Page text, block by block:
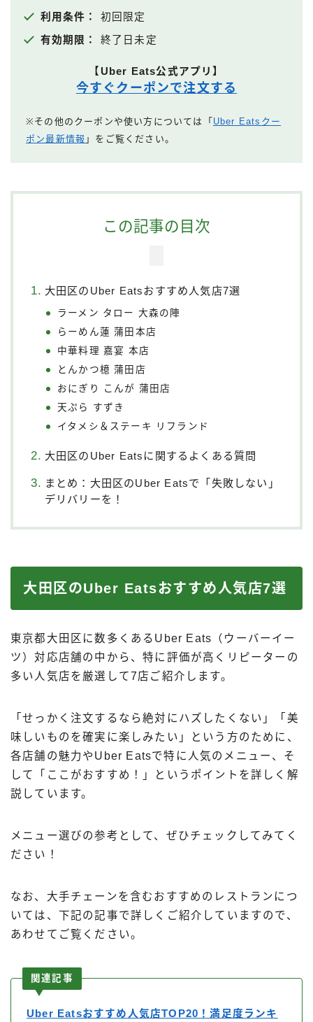
利用条件： 初回限定
有効期限： 終了日未定
【Uber Eats公式アプリ】
今すぐクーポンで注文する
※その他のクーポンや使い方については「 Uber Eatsクー
ポン最新情報 」をご覧ください。
この記事の目次
大田区のUber Eatsおすすめ人気店7選
ラーメン タロー 大森の陣
らーめん蓮 蒲田本店
中華料理 嘉宴 本店
とんかつ檍 蒲田店
おにぎり こんが 蒲田店
天ぷら すずき
イタメシ＆ステーキ リフランド
大田区のUber Eatsに関するよくある質問
まとめ：大田区のUber Eatsで「失敗しない」
デリバリーを！
大田区のUber Eatsおすすめ人気店7選
東京都大田区に数多くあるUber Eats（ウーバーイー
ツ）対応店舗の中から、特に評価が高くリピーターの
多い人気店を厳選して7店ご紹介します。
「せっかく注文するなら絶対にハズしたくない」「美
味しいものを確実に楽しみたい」という方のために、
各店舗の魅力やUber Eatsで特に人気のメニュー、そ
して「ここがおすすめ！」というポイントを詳しく解
説しています。
メニュー選びの参考として、ぜひチェックしてみてく
ださい！
なお、大手チェーンを含むおすすめのレストランにつ
いては、下記の記事で詳しくご紹介していますので、
あわせてご覧ください。
関連記事
Uber Eatsおすすめ人気店TOP20！満足度ランキ